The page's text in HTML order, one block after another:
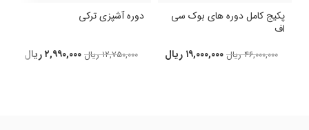
پکیج کامل دوره های بوک سی
اف
۴۶,۰۰۰,۰۰۰ ریال ۱۹,۰۰۰,۰۰۰ ریال
دوره آشپزی ترکی
۱۲,۷۵۰,۰۰۰ ریال ۲,۹۹۰,۰۰۰ریال